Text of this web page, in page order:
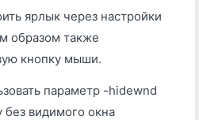
ярлык через настройки
образом также
кнопку мыши.
параметр -hidewnd
без видимого окна